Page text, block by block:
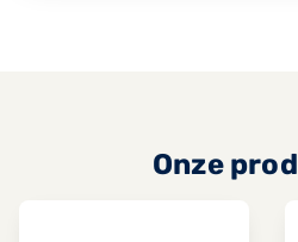
Onze